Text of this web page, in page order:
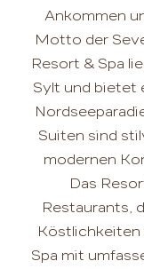
Ankommen
Motto der
Resort & Spa
Sylt und bietet
Suiten sind
modernen
Das
Restaurants,
Köstlichkeiten
Spa mit